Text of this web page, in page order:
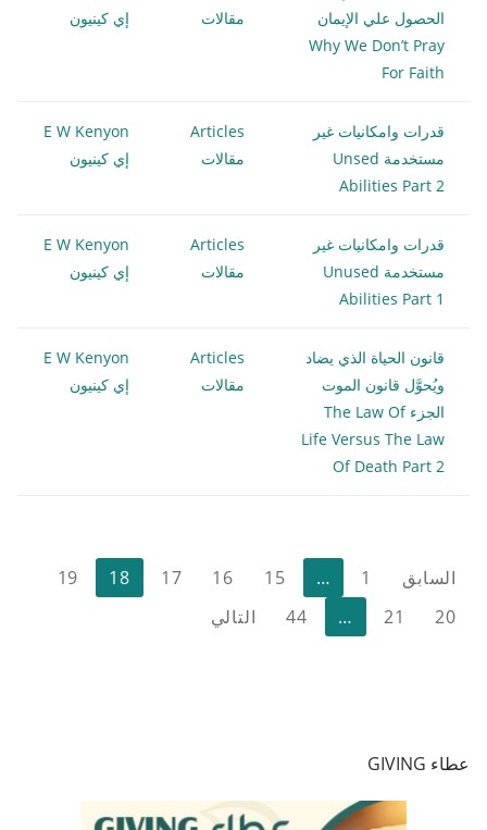
الحصول علي الإيمان
Why We Don’t Pray
For Faith
مقالات
إي كينيون
قدرات وامكانيات غير
مستخدمة Unsed
Abilities Part 2
Articles
مقالات
E W Kenyon
إي كينيون
قدرات وامكانيات غير
مستخدمة Unused
Abilities Part 1
Articles
مقالات
E W Kenyon
إي كينيون
قانون الحياة الذي يضاد
ويُحوَّل قانون الموت
الجزء The Law Of
Life Versus The Law
Of Death Part 2
Articles
مقالات
E W Kenyon
إي كينيون
تعدد
صفحات
السابق 1
…
15
16
17
18
19
20
21
…
44 التالي
عطاء GIVING